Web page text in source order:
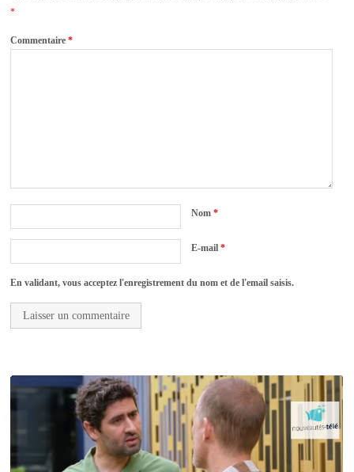
*
Commentaire*
Nom*
E-mail*
En validant, vous acceptez l'enregistrement du nom et de l'email saisis.